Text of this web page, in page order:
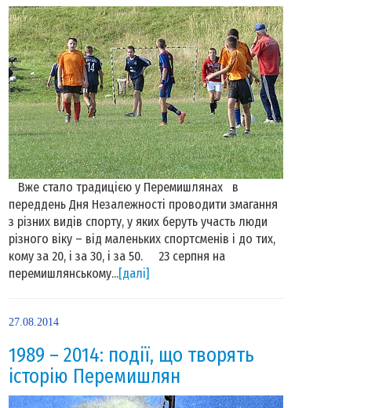
Вже стало традицією у Перемишлянах в
переддень Дня Незалежності проводити змагання
з різних видів спорту, у яких беруть участь люди
різного віку – від маленьких спортсменів і до тих,
кому за 20, і за 30, і за 50. 23 серпня на
перемишлянському...[далі]
27.08.2014
1989 – 2014: події, що творять
історію Перемишлян